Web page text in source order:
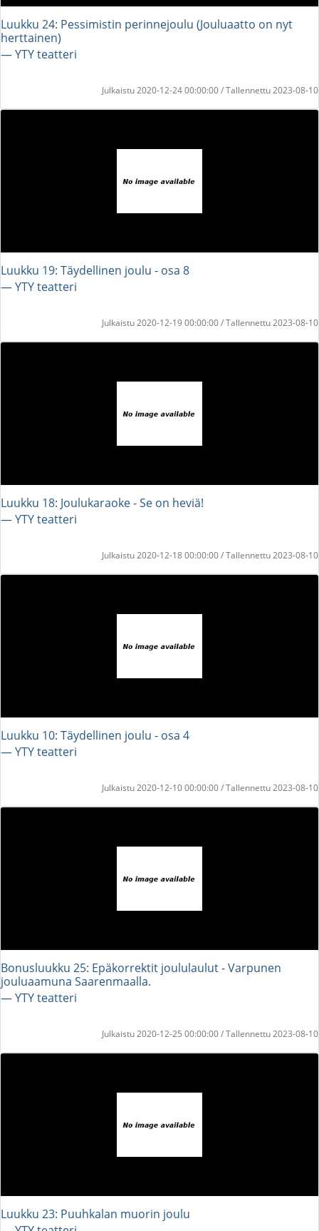
Luukku 24: Pessimistin perinnejoulu (Jouluaatto on nyt
herttainen)
― YTY teatteri
Julkaistu 2020-12-24 00:00:00 / Tallennettu 2023-08-10
Luukku 19: Täydellinen joulu - osa 8
― YTY teatteri
Julkaistu 2020-12-19 00:00:00 / Tallennettu 2023-08-10
Luukku 18: Joulukaraoke - Se on heviä!
― YTY teatteri
Julkaistu 2020-12-18 00:00:00 / Tallennettu 2023-08-10
Luukku 10: Täydellinen joulu - osa 4
― YTY teatteri
Julkaistu 2020-12-10 00:00:00 / Tallennettu 2023-08-10
Bonusluukku 25: Epäkorrektit joululaulut - Varpunen
jouluaamuna Saarenmaalla.
― YTY teatteri
Julkaistu 2020-12-25 00:00:00 / Tallennettu 2023-08-10
Luukku 23: Puuhkalan muorin joulu